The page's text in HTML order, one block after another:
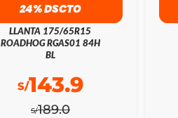
24% DSCTO
LLANTA 175/65R15
ROADHOG RGAS01 84H
BL
S/189.0
S/143.9